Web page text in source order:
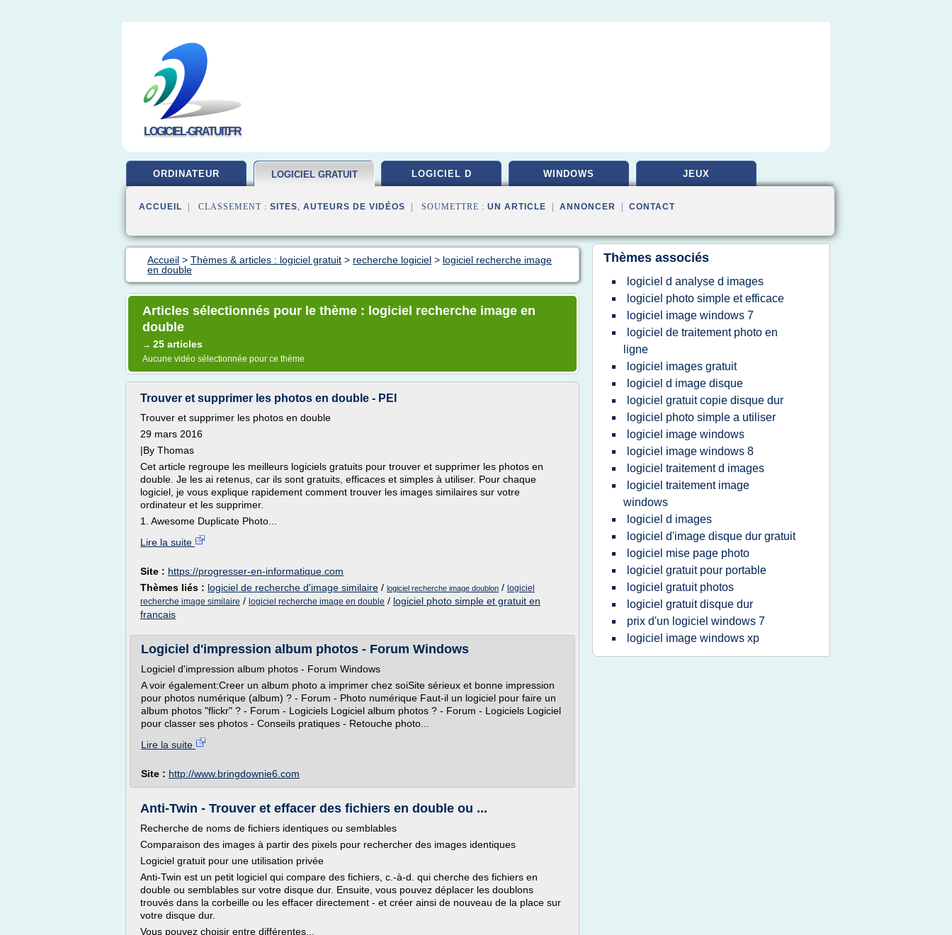
LOGICIEL-GRATUIT.FR
ORDINATEUR LOGICIEL GRATUIT LOGICIEL D WINDOWS JEUX
ACCUEIL | CLASSEMENT : SITES, AUTEURS DE VIDÉOS | SOUMETTRE : UN ARTICLE ANNONCER CONTACT
Accueil > Thèmes & articles : logiciel gratuit > recherche logiciel > logiciel recherche image
en double
Articles sélectionnés pour le thème : logiciel recherche image en
double
→ 25 articles
Aucune vidéo sélectionnée pour ce thème
Trouver et supprimer les photos en double - PEI
Trouver et supprimer les photos en double
29 mars 2016
|By Thomas
Cet article regroupe les meilleurs logiciels gratuits pour trouver et supprimer les photos en
double. Je les ai retenus, car ils sont gratuits, efficaces et simples à utiliser. Pour chaque
logiciel, je vous explique rapidement comment trouver les images similaires sur votre
ordinateur et les supprimer.
1. Awesome Duplicate Photo...
Lire la suite
Site : https://progresser-en-informatique.com
Thèmes liés : logiciel de recherche d'image similaire / logiciel recherche image doublon / logiciel
recherche image similaire / logiciel recherche image en double / logiciel photo simple et gratuit en
francais
Logiciel d'impression album photos - Forum Windows
Logiciel d'impression album photos - Forum Windows
A voir également:Creer un album photo a imprimer chez soiSite sérieux et bonne impression
pour photos numérique (album) ? - Forum - Photo numérique Faut-il un logiciel pour faire un
album photos "flickr" ? - Forum - Logiciels Logiciel album photos ? - Forum - Logiciels Logiciel
pour classer ses photos - Conseils pratiques - Retouche photo...
Lire la suite
Site : http://www.bringdownie6.com
Anti-Twin - Trouver et effacer des fichiers en double ou ...
Recherche de noms de fichiers identiques ou semblables
Comparaison des images à partir des pixels pour rechercher des images identiques
Logiciel gratuit pour une utilisation privée
Anti-Twin est un petit logiciel qui compare des fichiers, c.-à-d. qui cherche des fichiers en
double ou semblables sur votre disque dur. Ensuite, vous pouvez déplacer les doublons
trouvés dans la corbeille ou les effacer directement - et créer ainsi de nouveau de la place sur
votre disque dur.
Vous pouvez choisir entre différentes...
Thèmes associés
logiciel d analyse d images
logiciel photo simple et efficace
logiciel image windows 7
logiciel de traitement photo en
ligne
logiciel images gratuit
logiciel d image disque
logiciel gratuit copie disque dur
logiciel photo simple a utiliser
logiciel image windows
logiciel image windows 8
logiciel traitement d images
logiciel traitement image
windows
logiciel d images
logiciel d'image disque dur gratuit
logiciel mise page photo
logiciel gratuit pour portable
logiciel gratuit photos
logiciel gratuit disque dur
prix d'un logiciel windows 7
logiciel image windows xp